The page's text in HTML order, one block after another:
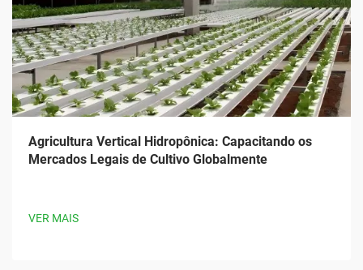
Agricultura Vertical Hidropônica: Capacitando os
Mercados Legais de Cultivo Globalmente
VER MAIS